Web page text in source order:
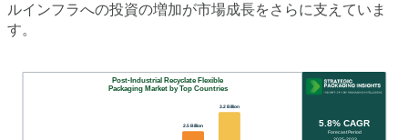
ルインフラへの投資の増加が市場成長をさらに支えていま
す。